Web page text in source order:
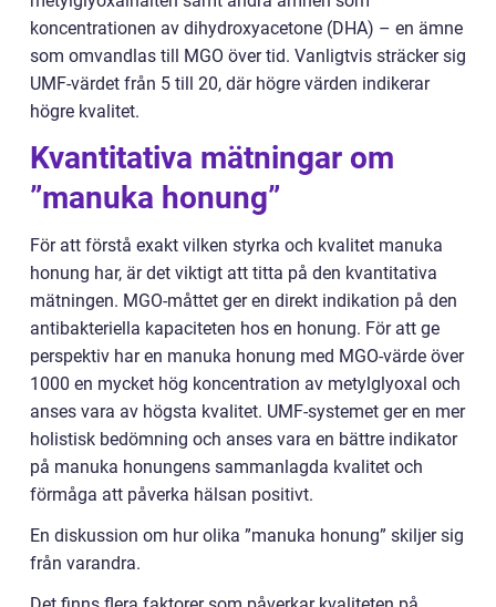
koncentrationen av dihydroxyacetone (DHA) – en ämne
som omvandlas till MGO över tid. Vanligtvis sträcker sig
UMF-värdet från 5 till 20, där högre värden indikerar
högre kvalitet.
Kvantitativa mätningar om
”manuka honung”
För att förstå exakt vilken styrka och kvalitet manuka
honung har, är det viktigt att titta på den kvantitativa
mätningen. MGO-måttet ger en direkt indikation på den
antibakteriella kapaciteten hos en honung. För att ge
perspektiv har en manuka honung med MGO-värde över
1000 en mycket hög koncentration av metylglyoxal och
anses vara av högsta kvalitet. UMF-systemet ger en mer
holistisk bedömning och anses vara en bättre indikator
på manuka honungens sammanlagda kvalitet och
förmåga att påverka hälsan positivt.
En diskussion om hur olika ”manuka honung” skiljer sig
från varandra.